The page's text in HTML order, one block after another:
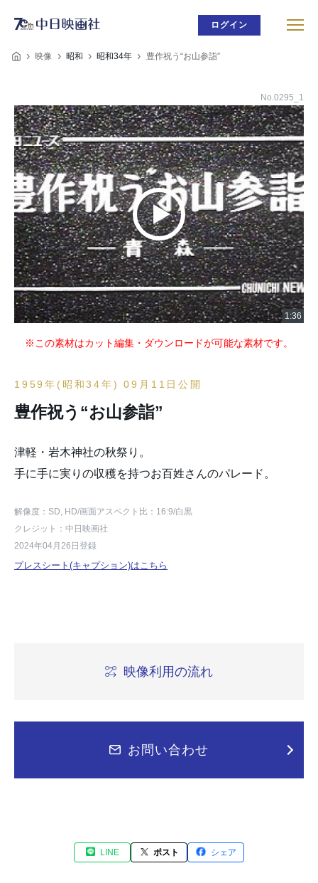
ログイン
映像 昭和 昭和34年 豊作祝う“お山参詣”
No.0295_1
※この素材はカット編集・ダウンロードが可能な素材です。
1959年(昭和34年) 09月11日公開
豊作祝う“お山参詣”
津軽・岩木神社の秋祭り。
手に手に実りの収穫を持つお百姓さんのパレード。
解像度：SD, HD/画面アスペクト比：16:9/白黒
クレジット：中日映画社
2024年04月26日登録
プレスシート(キャプション)はこちら
映像利用の流れ
お問い合わせ
LINE ポスト シェア